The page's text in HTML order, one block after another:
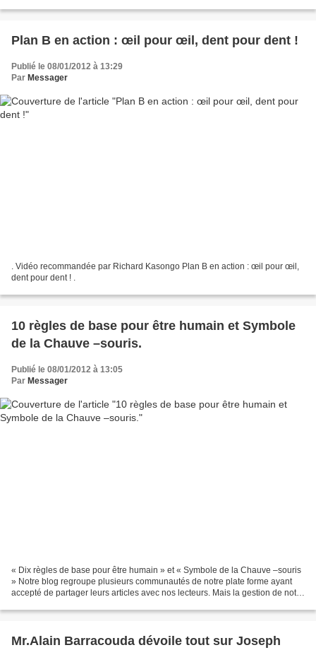
Plan B en action : œil pour œil, dent pour dent !
Publié le 08/01/2012 à 13:29
Par Messager
. Vidéo recommandée par Richard Kasongo Plan B en action : œil pour œil,
dent pour dent ! .
10 règles de base pour être humain et Symbole
de la Chauve –souris.
Publié le 08/01/2012 à 13:05
Par Messager
« Dix règles de base pour être humain » et « Symbole de la Chauve –souris
» Notre blog regroupe plusieurs communautés de notre plate forme ayant
accepté de partager leurs articles avec nos lecteurs. Mais la gestion de notre
Mr.Alain Barracouda dévoile tout sur Joseph